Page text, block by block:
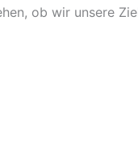
ob wir unsere